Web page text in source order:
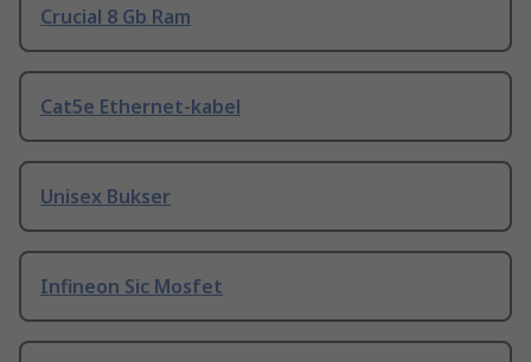
Crucial 8 Gb Ram
Cat5e Ethernet-kabel
Unisex Bukser
Infineon Sic Mosfet